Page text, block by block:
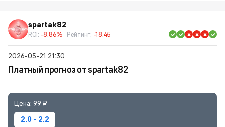
spartak82
ROI: -8.86% Рейтинг: -18.45
2026-05-21 21:30
Платный прогноз от spartak82
Цена: 99 ₽
2.0 - 2.2